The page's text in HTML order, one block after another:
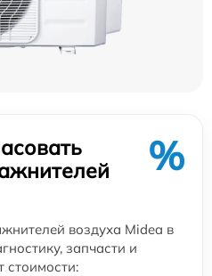
%
воздуха Midea в
запчасти и
стоимости: